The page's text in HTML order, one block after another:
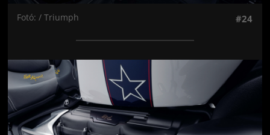
Fotó: / Triumph #24
Jön még kép!